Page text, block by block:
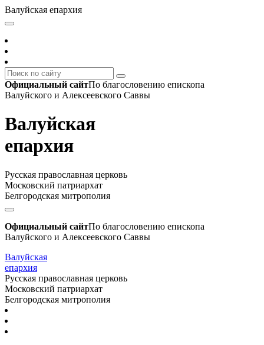
Валуйская епархия
Официальный сайтПо благословению епископа
Валуйского и Алексеевского Саввы
Валуйская
епархия
Русская православная церковь
Московский патриархат
Белгородская митрополия
Официальный сайтПо благословению епископа
Валуйского и Алексеевского Саввы
Валуйская
епархия
Русская православная церковь
Московский патриархат
Белгородская митрополия